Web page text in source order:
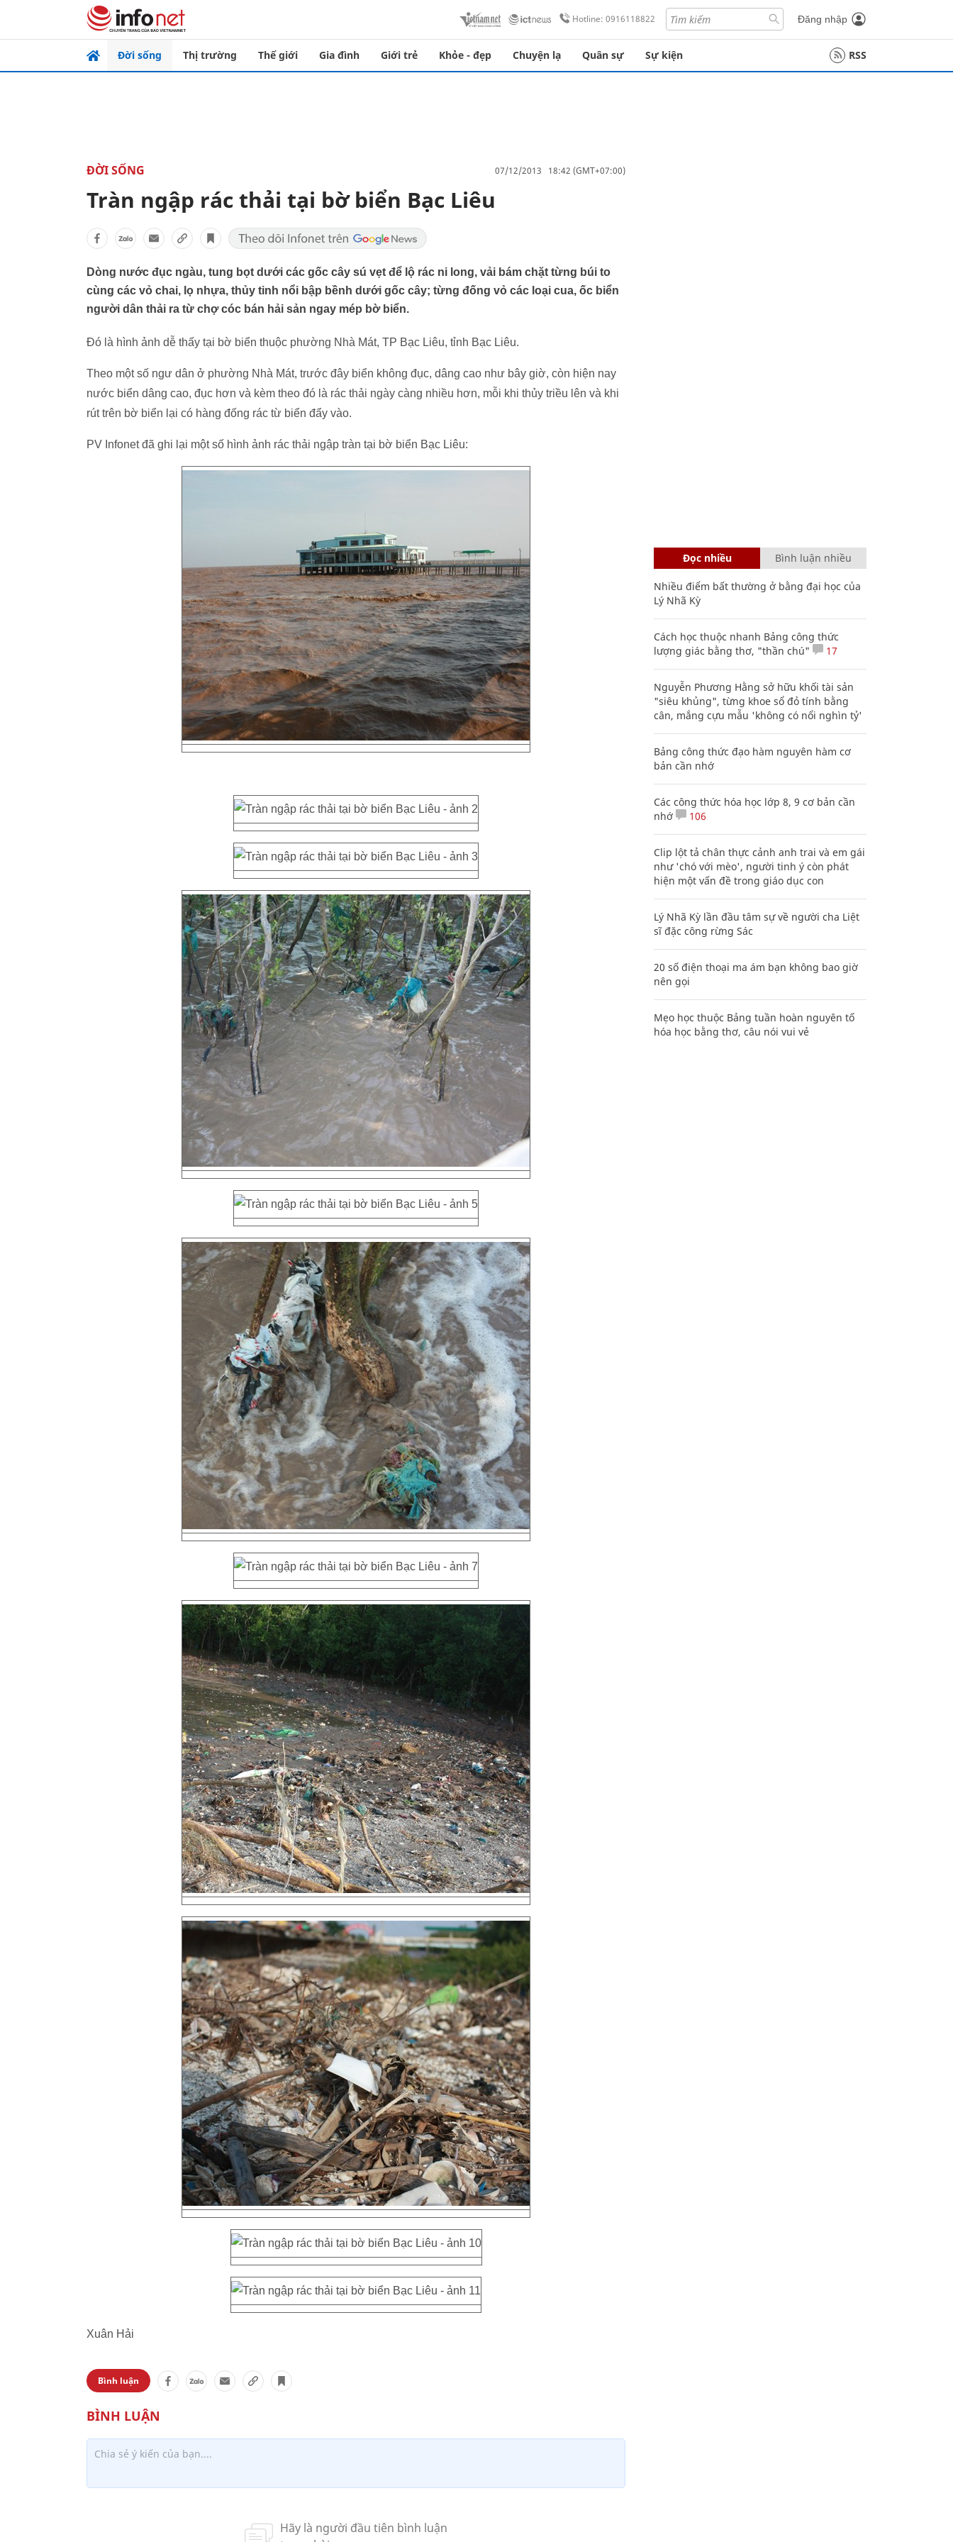
Hotline: 0916118822 Đăng nhập
Đời sống Thị trường Thế giới Gia đình Giới trẻ Khỏe - đẹp Chuyện lạ Quân sự Sự kiện RSS
ĐỜI SỐNG 07/12/2013 18:42 (GMT+07:00)
Tràn ngập rác thải tại bờ biển Bạc Liêu
Dòng nước đục ngàu, tung bọt dưới các gốc cây sú vẹt để lộ rác ni long, vải bám chặt từng búi to
cùng các vỏ chai, lọ nhựa, thủy tinh nổi bập bềnh dưới gốc cây; từng đống vỏ các loại cua, ốc biển
người dân thải ra từ chợ cóc bán hải sản ngay mép bờ biển.
Đó là hình ảnh dễ thấy tại bờ biển thuộc phường Nhà Mát, TP Bạc Liêu, tỉnh Bạc Liêu.
Theo một số ngư dân ở phường Nhà Mát, trước đây biển không đục, dâng cao như bây giờ, còn hiện nay
nước biển dâng cao, đục hơn và kèm theo đó là rác thải ngày càng nhiều hơn, mỗi khi thủy triều lên và khi
rút trên bờ biển lại có hàng đống rác từ biển đẩy vào.
PV Infonet đã ghi lại một số hình ảnh rác thải ngập tràn tại bờ biển Bạc Liêu:
Xuân Hải
Bình luận
Đọc nhiều Bình luận nhiều
Nhiều điểm bất thường ở bằng đại học của
Lý Nhã Kỳ
Cách học thuộc nhanh Bảng công thức
lượng giác bằng thơ, "thần chú"
17
Nguyễn Phương Hằng sở hữu khối tài sản
"siêu khủng", từng khoe sổ đỏ tính bằng
cân, mắng cựu mẫu 'không có nổi nghìn tỷ'
Bảng công thức đạo hàm nguyên hàm cơ
bản cần nhớ
Các công thức hóa học lớp 8, 9 cơ bản cần
nhớ
106
Clip lột tả chân thực cảnh anh trai và em gái
như 'chó với mèo', người tinh ý còn phát
hiện một vấn đề trong giáo dục con
Lý Nhã Kỳ lần đầu tâm sự về người cha Liệt
sĩ đặc công rừng Sác
20 số điện thoại ma ám bạn không bao giờ
nên gọi
Mẹo học thuộc Bảng tuần hoàn nguyên tố
hóa học bằng thơ, câu nói vui vẻ